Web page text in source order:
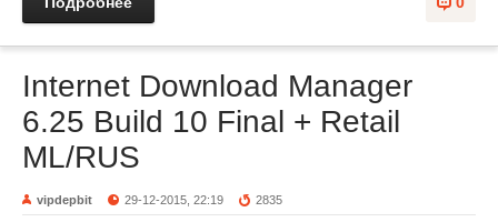
Internet Download Manager
6.25 Build 10 Final + Retail
ML/RUS
vipdepbit 29-12-2015, 22:19 2835